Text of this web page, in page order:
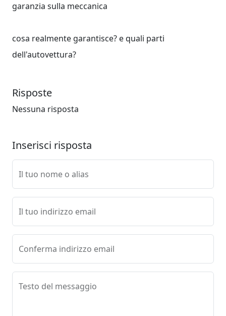
garanzia sulla meccanica
cosa realmente garantisce? e quali parti
dell'autovettura?
Risposte
Nessuna risposta
Inserisci risposta
Il tuo nome o alias
Il tuo indirizzo email
Conferma indirizzo email
Testo del messaggio